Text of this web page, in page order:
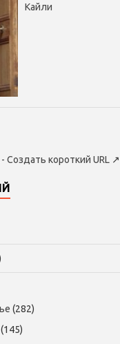
Кайли
Создать короткий URL ↗
(282)
(145)